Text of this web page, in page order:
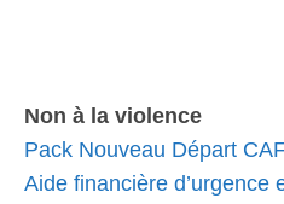
Non à la violence
Pack Nouveau Départ
Aide financière d’urgence